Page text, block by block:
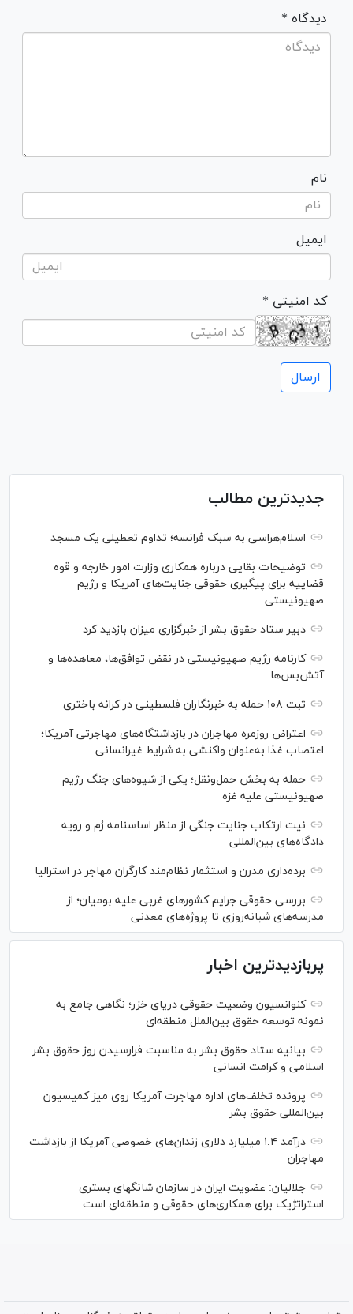
* دیدگاه
نام
ایمیل
* کد امنیتی
جدیدترین مطالب
اسلام‌هراسی به سبک فرانسه؛ تداوم تعطیلی یک مسجد
توضیحات بقایی درباره همکاری وزارت امور خارجه و قوه
قضاییه برای پیگیری حقوقی جنایت‌های آمریکا و رژیم
صهیونیستی
دبیر ستاد حقوق بشر از خبرگزاری میزان بازدید کرد
کارنامه رژیم صهیونیستی در نقض توافق‌ها، معاهده‌ها و
آتش‌بس‌ها
ثبت ۱۰۸ حمله به خبرنگاران فلسطینی در کرانه باختری
اعتراض‌ روزمره مهاجران در بازداشتگاه‌های مهاجرتی آمریکا؛
اعتصاب غذا به‌عنوان واکنشی به شرایط غیرانسانی
حمله به بخش حمل‌ونقل؛ یکی از شیوه‌های جنگ رژیم
صهیونیستی علیه غزه
نیت ارتکاب جنایت جنگی از منظر اساسنامه رُم و رویه
دادگاه‌های بین‌المللی
برده‌داری مدرن و استثمار نظام‌مند کارگران مهاجر در استرالیا
بررسی حقوقی جرایم کشور‌های غربی علیه بومیان؛ از
مدرسه‌های شبانه‌روزی تا پروژه‌های معدنی
پربازدیدترین اخبار
کنوانسیون وضعیت حقوقی دریای خزر؛ نگاهی جامع به
نمونه توسعه حقوق بین‌الملل منطقه‌ای
بیانیه ستاد حقوق بشر به مناسبت فرارسیدن روز حقوق بشر
اسلامی و کرامت انسانی
پرونده تخلف‌های اداره مهاجرت آمریکا روی میز کمیسیون
بین‌المللی حقوق بشر
درآمد ۱.۴ میلیارد دلاری زندان‌های خصوصی آمریکا از بازداشت
مهاجران
جلالیان: عضویت ایران در سازمان شانگهای بستری
استراتژیک برای همکاری‌های حقوقی و منطقه‌ای است